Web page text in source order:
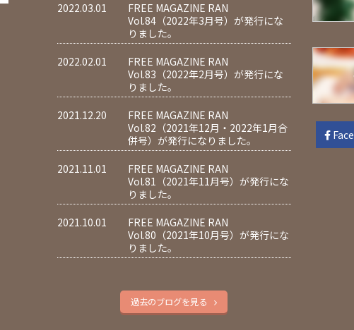
2022.03.01
FREE MAGAZINE RAN
Vol.84（2022年3月号）が発行にな
りました。
2022.02.01
FREE MAGAZINE RAN
Vol.83（2022年2月号）が発行にな
りました。
2021.12.20
FREE MAGAZINE RAN
Vol.82（2021年12月・2022年1月合
併号）が発行になりました。
2021.11.01
FREE MAGAZINE RAN
Vol.81（2021年11月号）が発行にな
りました。
2021.10.01
FREE MAGAZINE RAN
Vol.80（2021年10月号）が発行にな
りました。
過去のブログを見る